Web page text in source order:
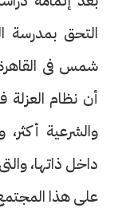
التحق بمدرسة
أن نظام
والشرعية
داخل ذاتها،
على هذا